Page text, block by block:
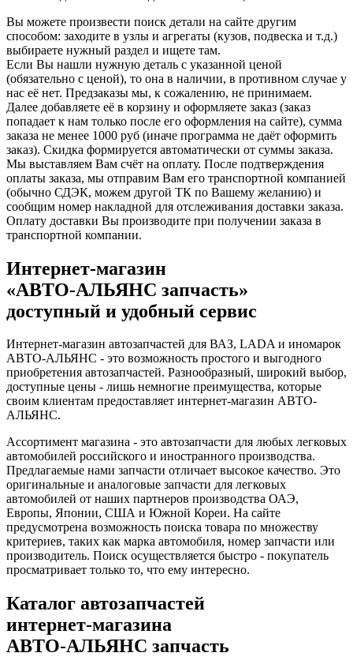
Вы можете произвести поиск детали на сайте другим
способом: заходите в узлы и агрегаты (кузов, подвеска и т.д.)
выбираете нужный раздел и ищете там.
Если Вы нашли нужную деталь с указанной ценой
(обязательно с ценой), то она в наличии, в противном случае у
нас её нет. Предзаказы мы, к сожалению, не принимаем.
Далее добавляете её в корзину и оформляете заказ (заказ
попадает к нам только после его оформления на сайте), сумма
заказа не менее 1000 руб (иначе программа не даёт оформить
заказ). Скидка формируется автоматически от суммы заказа.
Мы выставляем Вам счёт на оплату. После подтверждения
оплаты заказа, мы отправим Вам его транспортной компанией
(обычно СДЭК, можем другой ТК по Вашему желанию) и
сообщим номер накладной для отслеживания доставки заказа.
Оплату доставки Вы производите при получении заказа в
транспортной компании.
Интернет‑магазин
«АВТО‑АЛЬЯНС запчасть»
доступный и удобный сервис
Интернет-магазин автозапчастей для ВАЗ, LADA и иномарок
АВТО-АЛЬЯНС - это возможность простого и выгодного
приобретения автозапчастей. Разнообразный, широкий выбор,
доступные цены - лишь немногие преимущества, которые
своим клиентам предоставляет интернет-магазин АВТО-
АЛЬЯНС.
Ассортимент магазина - это автозапчасти для любых легковых
автомобилей российского и иностранного производства.
Предлагаемые нами запчасти отличает высокое качество. Это
оригинальные и аналоговые запчасти для легковых
автомобилей от наших партнеров производства ОАЭ,
Европы, Японии, США и Южной Кореи. На сайте
предусмотрена возможность поиска товара по множеству
критериев, таких как марка автомобиля, номер запчасти или
производитель. Поиск осуществляется быстро - покупатель
просматривает только то, что ему интересно.
Каталог автозапчастей
интернет‑магазина
АВТО‑АЛЬЯНС запчасть